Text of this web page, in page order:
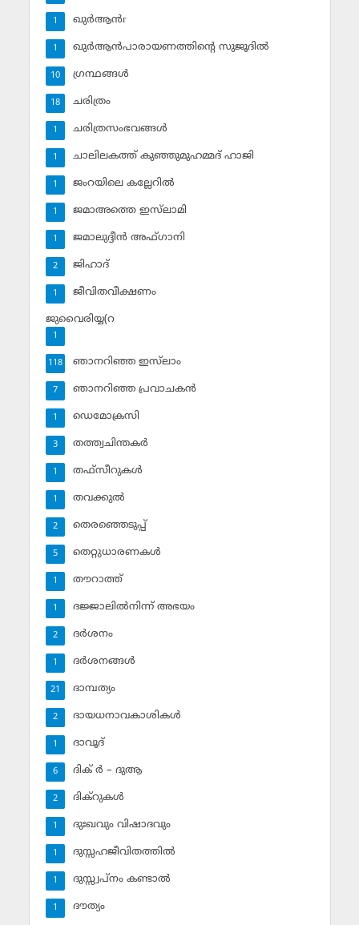
ഖുര്‍ആന്‍r
1
ഖുര്‍ആന്‍പാരായണത്തിന്റെ സുജൂദില്‍
1
ഗ്രന്ഥങ്ങള്‍
10
ചരിത്രം
18
ചരിത്രസംഭവങ്ങള്‍
1
ചാലിലകത്ത് കുഞ്ഞുമുഹമ്മദ് ഹാജി
1
ജംറയിലെ കല്ലേറില്‍
1
ജമാഅത്തെ ഇസ്‌ലാമി
1
ജമാലുദ്ദീന്‍ അഫ്ഗാനി
1
ജിഹാദ്‌
2
ജീവിതവീക്ഷണം
1
ജുവൈരിയ്യ(റ
1
ഞാനറിഞ്ഞ ഇസ്‌ലാം
118
ഞാനറിഞ്ഞ പ്രവാചകന്‍
7
ഡെമോക്രസി
1
തത്ത്വചിന്തകര്‍
3
തഫ്‌സീറുകള്‍
1
തവക്കുല്‍
1
തെരഞ്ഞെടുപ്പ്
2
തെറ്റുധാരണകള്‍
5
തൗറാത്ത്
1
ദജ്ജാലില്‍നിന്ന് അഭയം
1
ദര്‍ശനം
2
ദര്‍ശനങ്ങള്‍
1
ദാമ്പത്യം
21
ദായധനാവകാശികള്‍
2
ദാവൂദ്‌
1
ദിക് ര്‍ – ദുആ
6
ദിക്‌റുകള്‍
2
ദുഃഖവും വിഷാദവും
1
ദുസ്സഹജീവിതത്തില്‍
1
ദുസ്സ്വപ്‌നം കണ്ടാല്‍
1
ദൗത്യം
1